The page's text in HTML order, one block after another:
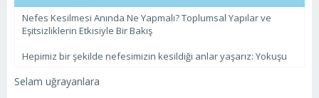
Nefes Kesilmesi Anında Ne Yapmalı? Toplumsal Yapılar ve
Eşitsizliklerin Etkisiyle Bir Bakış
Hepimiz bir şekilde nefesimizin kesildiği anlar yaşarız: Yokuşu
Selam uğrayanlara